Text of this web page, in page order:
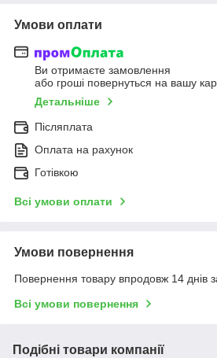
Умови оплати
Ви отримаєте замовлення
або гроші повернуться на вашу
Детальніше
Післяплата
Оплата на рахунок
Готівкою
Всі умови оплати
Умови повернення
Повернення товару впродовж 14 днів
Всі умови повернення
Подібні товари компанії